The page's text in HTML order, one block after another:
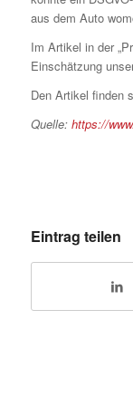
aus dem Auto
Im Artikel in der
Einschätzung
Den Artikel finden
Quelle: https://
Eintrag teilen